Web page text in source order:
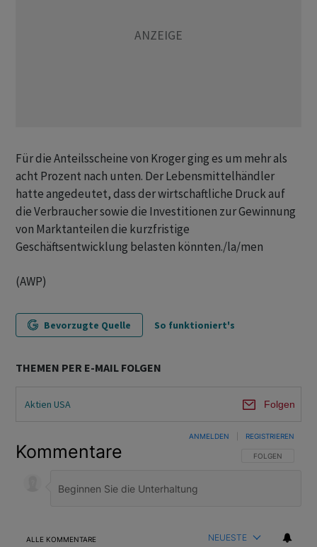
Für die Anteilsscheine von Kroger ging es um mehr als
acht Prozent nach unten. Der Lebensmittelhändler
hatte angedeutet, dass der wirtschaftliche Druck auf
die Verbraucher sowie die Investitionen zur Gewinnung
von Marktanteilen die kurzfristige
Geschäftsentwicklung belasten könnten./la/men
(AWP)
Bevorzugte Quelle So funktioniert's
THEMEN PER E-MAIL FOLGEN
Aktien USA Folgen
Kommentare FOLGE DIESER
FOLGEN
ANMELDEN REGISTRIEREN
ALLE KOMMENTARE NEUESTE